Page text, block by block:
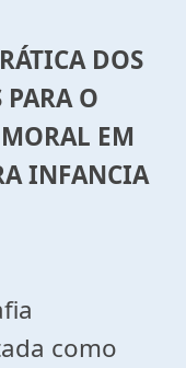
DOS
PARA O
EM
INFANCIA
como